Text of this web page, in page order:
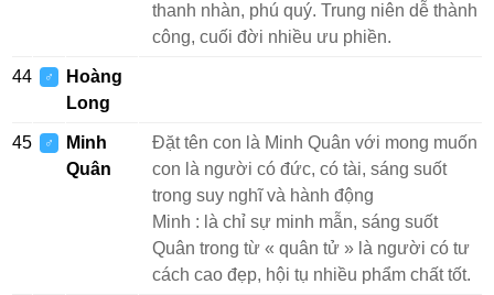
thanh nhàn, phú quý. Trung niên dễ thành
công, cuối đời nhiều ưu phiền.
44 ♂
Hoàng
Long
45 ♂
Minh
Quân
Đặt tên con là Minh Quân với mong muốn
con là người có đức, có tài, sáng suốt
trong suy nghĩ và hành động
Minh : là chỉ sự minh mẫn, sáng suốt
Quân trong từ « quân tử » là người có tư
cách cao đẹp, hội tụ nhiều phẩm chất tốt.